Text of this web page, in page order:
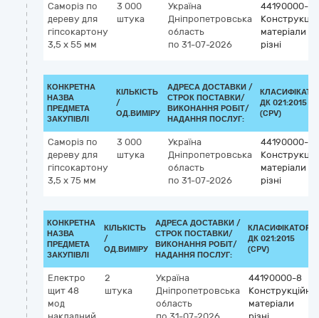
Саморіз по
дереву для
гіпсокартону
3,5 x 55 мм
3 000
штука
Україна
Дніпропетровська
область
по 31-07-2026
44190000-8
матеріали
різні
КОНКРЕТНА
НАЗВА
ПРЕДМЕТА
ЗАКУПІВЛІ
КІЛЬКІСТЬ
/
ОД.ВИМІРУ
АДРЕСА ДОСТАВКИ /
СТРОК ПОСТАВКИ/
ВИКОНАННЯ РОБІТ/
НАДАННЯ ПОСЛУГ:
ДК 021:2015
(CPV)
Саморіз по
дереву для
гіпсокартону
3,5 x 75 мм
3 000
штука
Україна
Дніпропетровська
область
по 31-07-2026
44190000-8
матеріали
різні
КОНКРЕТНА
НАЗВА
ПРЕДМЕТА
ЗАКУПІВЛІ
КІЛЬКІСТЬ
/
ОД.ВИМІРУ
АДРЕСА ДОСТАВКИ /
СТРОК ПОСТАВКИ/
ВИКОНАННЯ РОБІТ/
НАДАННЯ ПОСЛУГ:
КЛАСИФІКАТОР
ДК 021:2015
(CPV)
Електро
щит 48
мод
2
штука
Україна
Дніпропетровська
область
44190000-8
Конструкційні
матеріали